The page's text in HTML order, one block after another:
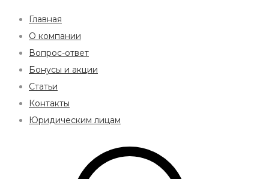
Главная
О компании
Вопрос-ответ
Бонусы и акции
Статьи
Контакты
Юридическим лицам